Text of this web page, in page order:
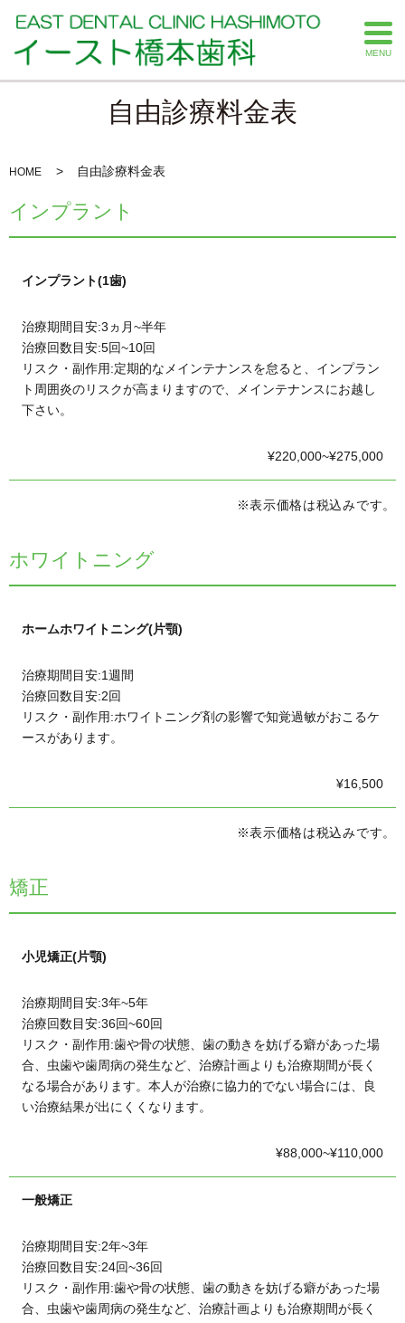
MENU
自由診療料金表
HOME 自由診療料金表
インプラント
インプラント(1歯)
治療期間目安:3ヵ月~半年
治療回数目安:5回~10回
リスク・副作用:定期的なメインテナンスを怠ると、インプラン
ト周囲炎のリスクが高まりますので、メインテナンスにお越し
下さい。
¥220,000~¥275,000
※表示価格は税込みです。
ホワイトニング
ホームホワイトニング(片顎)
治療期間目安:1週間
治療回数目安:2回
リスク・副作用:ホワイトニング剤の影響で知覚過敏がおこるケ
ースがあります。
¥16,500
※表示価格は税込みです。
矯正
小児矯正(片顎)
治療期間目安:3年~5年
治療回数目安:36回~60回
リスク・副作用:歯や骨の状態、歯の動きを妨げる癖があった場
合、虫歯や歯周病の発生など、治療計画よりも治療期間が長く
なる場合があります。本人が治療に協力的でない場合には、良
い治療結果が出にくくなります。
¥88,000~¥110,000
一般矯正
治療期間目安:2年~3年
治療回数目安:24回~36回
リスク・副作用:歯や骨の状態、歯の動きを妨げる癖があった場
合、虫歯や歯周病の発生など、治療計画よりも治療期間が長く